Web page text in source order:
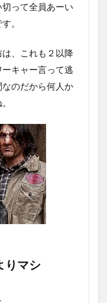
って全員あーい
。
、これも２以降
キャー言って逃
のだから何人か
りマシ